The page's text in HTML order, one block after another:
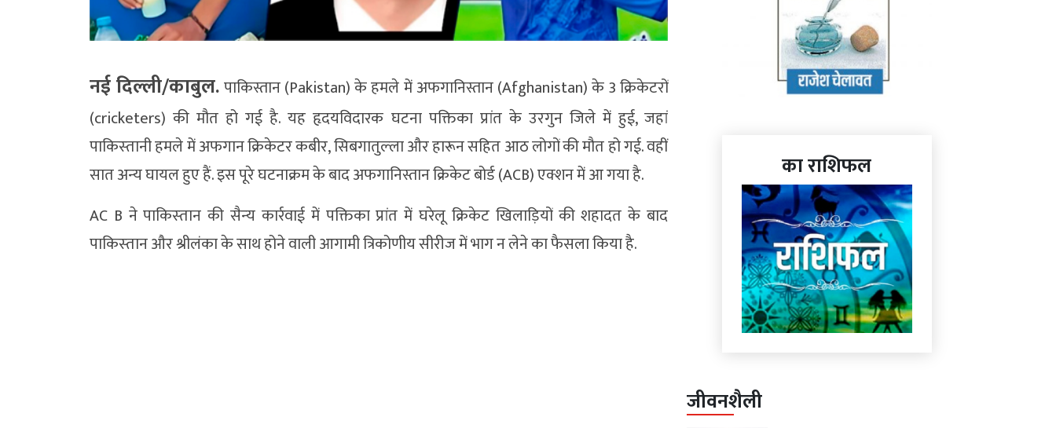
नई दिल्ली/काबुल.पाकिस्तान (Pakistan) के हमले में अफगान‍िस्तान (Afghanistan) के 3 क्रिकेटरों
(cricketers) की मौत हो गई है. यह हृदयविदारक घटना पक्त‍िका प्रांत के उरगुन जिले में हुई, जहां
पाकिस्‍तानी हमले में अफगान क्रिकेटर कबीर, सिबगातुल्‍ला और हारून सहित आठ लोगों की मौत हो गई. वहीं
सात अन्‍य घायल हुए हैं. इस पूरे घटनाक्रम के बाद अफगान‍िस्तान क्रिकेट बोर्ड (ACB) एक्शन में आ गया है.
AC B ने पाकिस्‍तान की सैन्‍य कार्रवाई में पक्त‍िका प्रांत में घरेलू क्रिकेट खिलाड़ियों की शहादत के बाद
पाकिस्‍तान और श्रीलंका के साथ होने वाली आगामी त्रिकोणीय सीरीज में भाग न लेने का फैसला किया है.
का राशिफल
जीवनशैली